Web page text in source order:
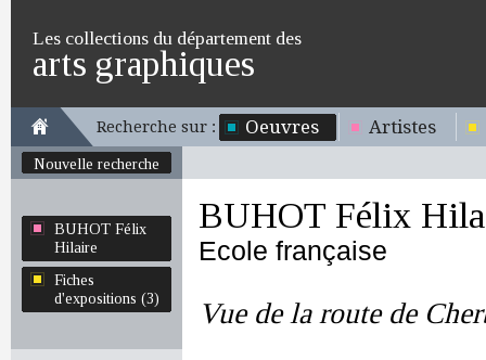
Les collections du département des
arts graphiques
Recherche sur : Oeuvres Artistes
Nouvelle recherche
BUHOT Félix
Hilaire
Fiches
d'expositions (3)
BUHOT Félix
Ecole française
Vue de la route de